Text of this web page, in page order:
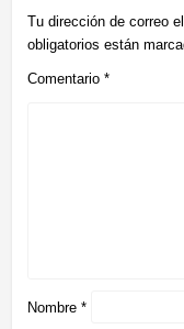
Tu dirección de correo
obligatorios están
Comentario *
Nombre *